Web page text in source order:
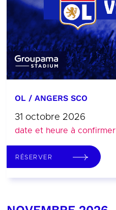
OL / ANGERS SCO
31 octobre 2026
date et heure à confirmer
RÉSERVER